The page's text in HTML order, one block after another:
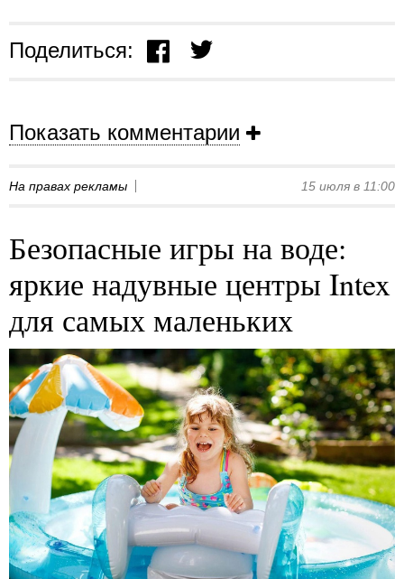
Поделиться:
Показать комментарии
На правах рекламы 15 июля в 11:00
Безопасные игры на воде:
яркие надувные центры Intex
для самых маленьких